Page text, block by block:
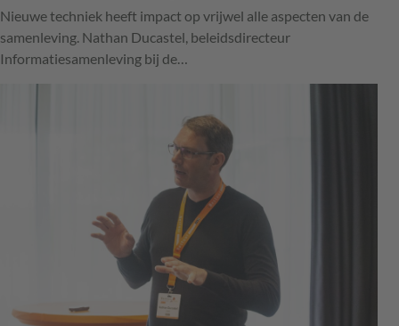
Nieuwe techniek heeft impact op vrijwel alle aspecten van de
samenleving. Nathan Ducastel, beleidsdirecteur
Informatiesamenleving bij de…